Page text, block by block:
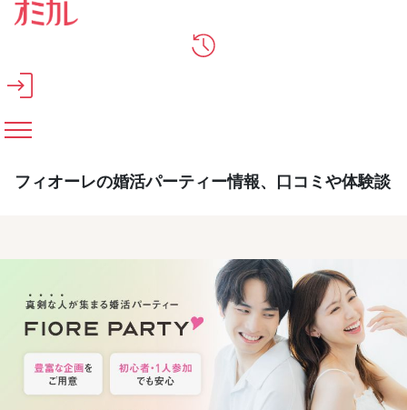
メインコンテンツへスキップ
フィオーレの婚活パーティー情報、口コミや体験談